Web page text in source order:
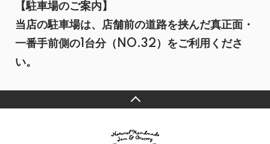
【駐車場のご案内】
当店の駐車場は、店舗前の道路を挟んだ真正面・
一番手前側の1台分（NO.32）をご利用くださ
い。